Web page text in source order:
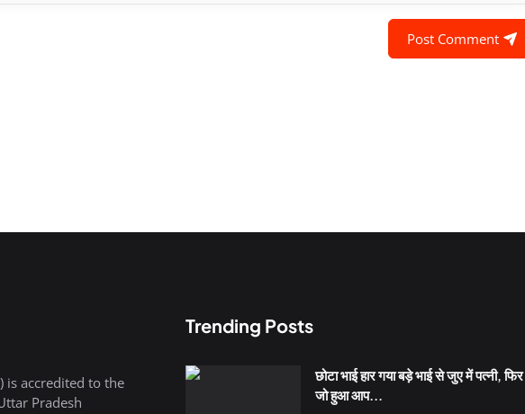
Post Comment
is accredited to the
Pradesh
Trending Posts
छोटा भाई हार गया बड़े भाई से जुए में पत्नी, फिर
जो हुआ आप...